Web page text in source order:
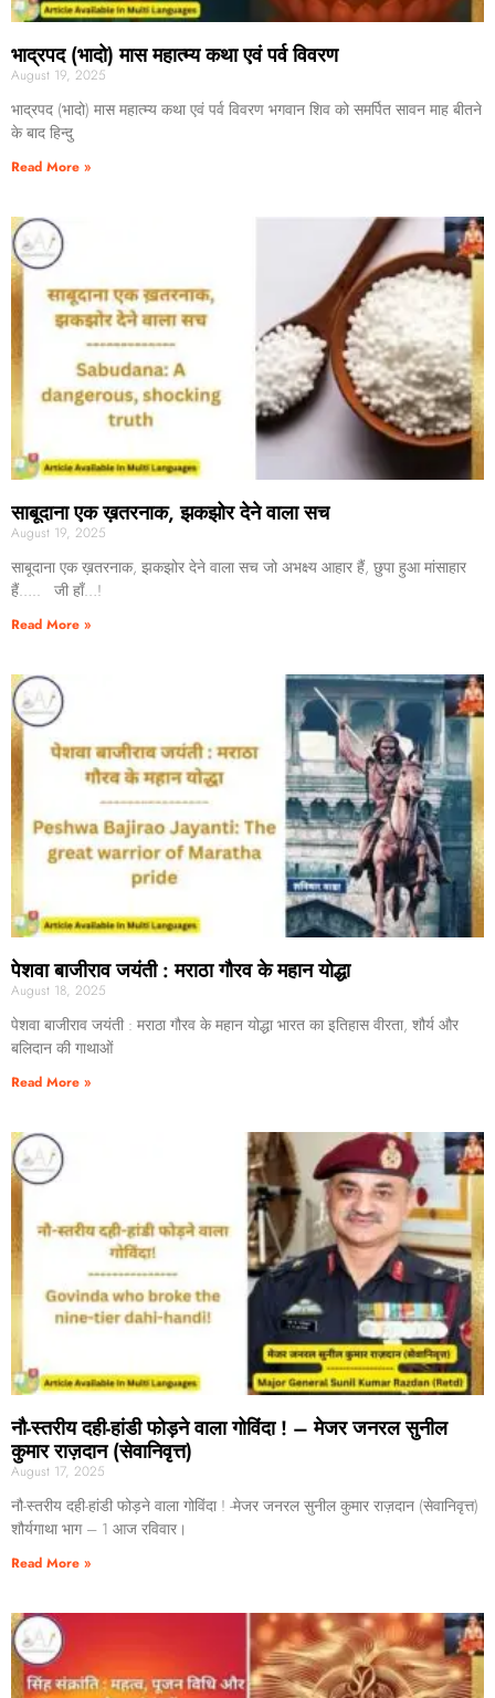
भाद्रपद (भादो) मास महात्म्य कथा एवं पर्व विवरण
August 19, 2025
भाद्रपद (भादो) मास महात्म्य कथा एवं पर्व विवरण भगवान शिव को समर्पित सावन माह बीतने
के बाद हिन्दु
Read More »
साबूदाना एक ख़तरनाक, झकझोर देने वाला सच
August 19, 2025
साबूदाना एक ख़तरनाक, झकझोर देने वाला सच जो अभक्ष्य आहार हैं, छुपा हुआ मांसाहार
हैं….. जी हाँ…!
Read More »
पेशवा बाजीराव जयंती : मराठा गौरव के महान योद्धा
August 18, 2025
पेशवा बाजीराव जयंती : मराठा गौरव के महान योद्धा भारत का इतिहास वीरता, शौर्य और
बलिदान की गाथाओं
Read More »
नौ-स्तरीय दही-हांडी फोड़ने वाला गोविंदा ! – मेजर जनरल सुनील
कुमार राज़दान (सेवानिवृत्त)
August 17, 2025
नौ-स्तरीय दही-हांडी फोड़ने वाला गोविंदा ! -मेजर जनरल सुनील कुमार राज़दान (सेवानिवृत्त)
शौर्यगाथा भाग – 1 आज रविवार।
Read More »